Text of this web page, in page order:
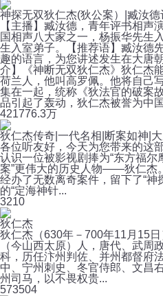
神探无双狄仁杰(狄公案）|臧汝德
【主播】臧汝德，青年评书相声
国相声八大家之一，杨振华先生
生入室弟子。【推荐语】臧汝德
趣的语言，为您讲述发生在大唐
介】《神断无双狄仁杰》狄仁杰
荷兰人，他叫高罗佩。他将自己
集在一起，统称《狄法官的破案
品引起了轰动，狄仁杰被誉为中国
421776.3万
狄仁杰传奇|一代名相|断案如神|
各位听友好，今天为您带来的这
认识一位被影视剧捧为“东方福尔
案”更伟大的历史人物——狄仁杰
经办了无数离奇案件，留下了“神
的“定海神针...
3210
狄仁杰
狄仁杰（630年－700年11月15
（今山西太原）人，唐代、武周
科，历任汴州判佐、并州都督府
中、宁州刺史、冬官侍郎、文昌
州司马，以不畏权贵...
573504